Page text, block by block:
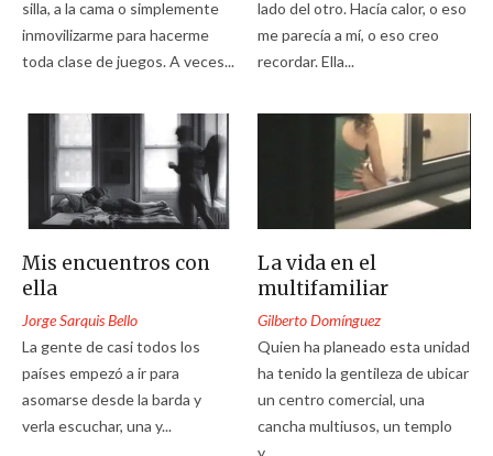
silla, a la cama o simplemente
inmovilizarme para hacerme
toda clase de juegos. A veces...
lado del otro. Hacía calor, o eso
me parecía a mí, o eso creo
recordar. Ella...
Mis encuentros con
ella
Jorge Sarquis Bello
La gente de casi todos los
países empezó a ir para
asomarse desde la barda y
verla escuchar, una y...
La vida en el
multifamiliar
Gilberto Domínguez
Quien ha planeado esta unidad
ha tenido la gentileza de ubicar
un centro comercial, una
cancha multiusos, un templo
y...